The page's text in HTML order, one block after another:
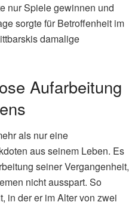
nur Spiele gewinnen und
sorgte für Betroffenheit im
damalige
Aufarbeitung
als nur eine
aus seinem Leben. Es
seiner Vergangenheit,
nicht ausspart. So
in der er im Alter von zwei